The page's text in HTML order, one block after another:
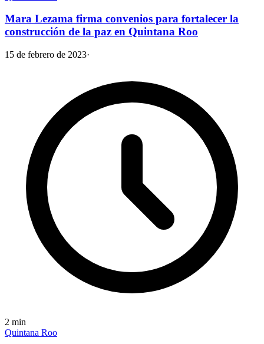
Mara Lezama firma convenios para fortalecer la
construcción de la paz en Quintana Roo
15 de febrero de 2023·
2 min
Quintana Roo